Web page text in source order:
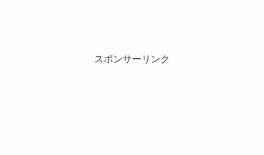
スポンサーリンク